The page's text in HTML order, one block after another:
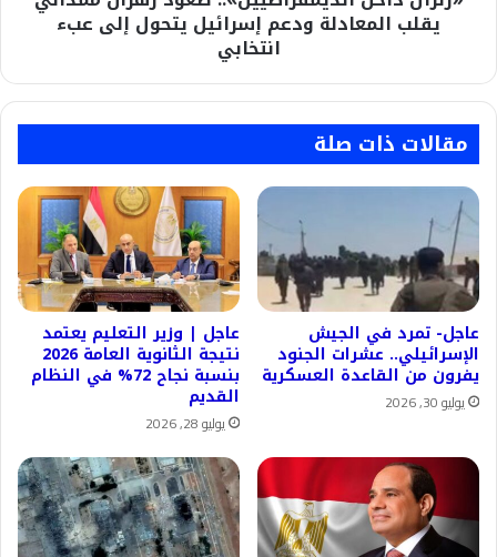
انتخابي
يقلب المعادلة ودعم إسرائيل يتحول إلى عبء
انتخابي
مقالات ذات صلة
عاجل- تمرد في الجيش
الإسرائيلي.. عشرات الجنود
يفرون من القاعدة العسكرية
يوليو 30, 2026
عاجل | وزير التعليم يعتمد
نتيجة الثانوية العامة 2026
بنسبة نجاح 72% في النظام
القديم
يوليو 28, 2026